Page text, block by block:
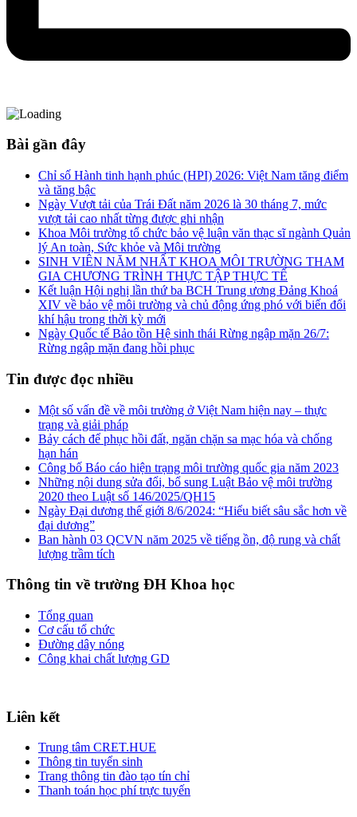
Bài gần đây
Chỉ số Hành tinh hạnh phúc (HPI) 2026: Việt Nam tăng điểm
và tăng bậc
Ngày Vượt tải của Trái Đất năm 2026 là 30 tháng 7, mức
vượt tải cao nhất từng được ghi nhận
Khoa Môi trường tổ chức bảo vệ luận văn thạc sĩ ngành Quản
lý An toàn, Sức khỏe và Môi trường
SINH VIÊN NĂM NHẤT KHOA MÔI TRƯỜNG THAM
GIA CHƯƠNG TRÌNH THỰC TẬP THỰC TẾ
Kết luận Hội nghị lần thứ ba BCH Trung ương Đảng Khoá
XIV về bảo vệ môi trường và chủ động ứng phó với biến đổi
khí hậu trong thời kỳ mới
Ngày Quốc tế Bảo tồn Hệ sinh thái Rừng ngập mặn 26/7:
Rừng ngập mặn đang hồi phục
Tin được đọc nhiều
Một số vấn đề về môi trường ở Việt Nam hiện nay – thực
trạng và giải pháp
Bảy cách để phục hồi đất, ngăn chặn sa mạc hóa và chống
hạn hán
Công bố Báo cáo hiện trạng môi trường quốc gia năm 2023
Những nội dung sửa đổi, bổ sung Luật Bảo vệ môi trường
2020 theo Luật số 146/2025/QH15
Ngày Đại dương thế giới 8/6/2024: “Hiểu biết sâu sắc hơn về
đại dương”
Ban hành 03 QCVN năm 2025 về tiếng ồn, độ rung và chất
lượng trầm tích
Thông tin về trường ĐH Khoa học
Tổng quan
Cơ cấu tổ chức
Đường dây nóng
Công khai chất lượng GD
Liên kết
Trung tâm CRET.HUE
Thông tin tuyển sinh
Trang thông tin đào tạo tín chỉ
Thanh toán học phí trực tuyến